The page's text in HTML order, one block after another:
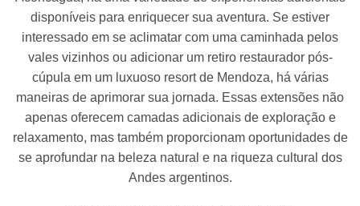
disponíveis para enriquecer sua aventura. Se estiver
interessado em se aclimatar com uma caminhada pelos
vales vizinhos ou adicionar um retiro restaurador pós-
cúpula em um luxuoso resort de Mendoza, há várias
maneiras de aprimorar sua jornada. Essas extensões não
apenas oferecem camadas adicionais de exploração e
relaxamento, mas também proporcionam oportunidades de
se aprofundar na beleza natural e na riqueza cultural dos
Andes argentinos.